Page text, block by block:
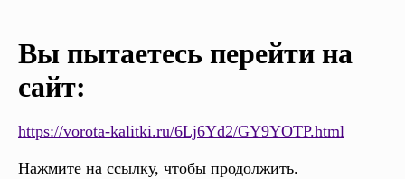
Вы пытаетесь перейти на
сайт:
https://vorota-kalitki.ru/6Lj6Yd2/GY9YOTP.html
Нажмите на ссылку, чтобы продолжить.